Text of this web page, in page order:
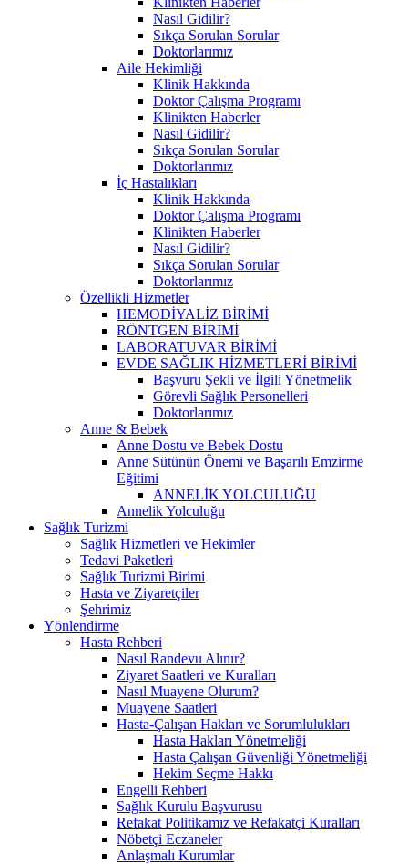
Nasıl Gidilir?
Sıkça Sorulan Sorular
Doktorlarımız
Aile Hekimliği
Klinik Hakkında
Doktor Çalışma Programı
Klinikten Haberler
Nasıl Gidilir?
Sıkça Sorulan Sorular
Doktorlarımız
İç Hastalıkları
Klinik Hakkında
Doktor Çalışma Programı
Klinikten Haberler
Nasıl Gidilir?
Sıkça Sorulan Sorular
Doktorlarımız
Özellikli Hizmetler
HEMODİYALİZ BİRİMİ
RÖNTGEN BİRİMİ
LABORATUVAR BİRİMİ
EVDE SAĞLIK HİZMETLERİ BİRİMİ
Başvuru Şekli ve İlgili Yönetmelik
Görevli Sağlık Personelleri
Doktorlarımız
Anne & Bebek
Anne Dostu ve Bebek Dostu
Anne Sütünün Önemi ve Başarılı Emzirme
Eğitimi
ANNELİK YOLCULUĞU
Annelik Yolculuğu
Sağlık Turizmi
Sağlık Hizmetleri ve Hekimler
Tedavi Paketleri
Sağlık Turizmi Birimi
Hasta ve Ziyaretçiler
Şehrimiz
Yönlendirme
Hasta Rehberi
Nasıl Randevu Alınır?
Ziyaret Saatleri ve Kuralları
Nasıl Muayene Olurum?
Muayene Saatleri
Hasta-Çalışan Hakları ve Sorumlulukları
Hasta Hakları Yönetmeliği
Hasta Çalışan Güvenliği Yönetmeliği
Hekim Seçme Hakkı
Engelli Rehberi
Sağlık Kurulu Başvurusu
Refakat Politikamız ve Refakatçi Kuralları
Nöbetçi Eczaneler
Anlaşmalı Kurumlar